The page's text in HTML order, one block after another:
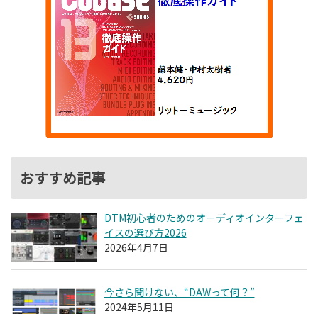
おすすめ記事
DTM初心者のためのオーディオインターフェ
イスの選び方2026
2026年4月7日
今さら聞けない、“DAWって何？”
2024年5月11日